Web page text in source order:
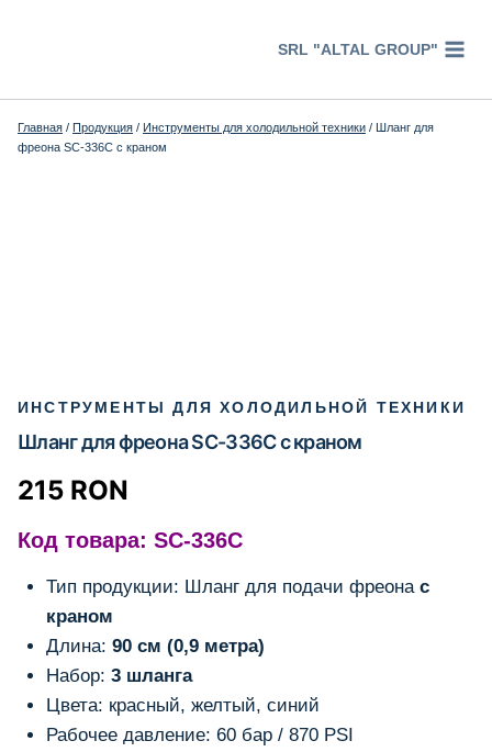
SRL "ALTAL GROUP"
Главная / Продукция / Инструменты для холодильной техники / Шланг для
фреона SC-336C с краном
ИНСТРУМЕНТЫ ДЛЯ ХОЛОДИЛЬНОЙ ТЕХНИКИ
Шланг для фреона SC-336C с краном
215 RON
Код товара: SC-336C
Тип продукции: Шланг для подачи фреона с
краном
Длина: 90 см (0,9 метра)
Набор: 3 шланга
Цвета: красный, желтый, синий
Рабочее давление: 60 бар / 870 PSI